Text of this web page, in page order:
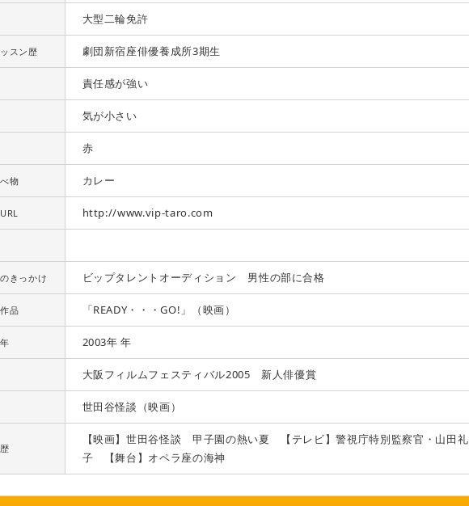
大型二輪免許
スン歴 劇団新宿座俳優養成所3期生
責任感が強い
気が小さい
赤
物 カレー
http://www.vip-taro.com
きっかけ ビップタレントオーディション 男性の部に合格
品 「READY・・・GO!」（映画）
2003年 年
大阪フィルムフェスティバル2005 新人俳優賞
世田谷怪談（映画）
【映画】世田谷怪談 甲子園の熱い夏 【テレビ】警視庁特別監察官・山田礼
子 【舞台】オペラ座の海神